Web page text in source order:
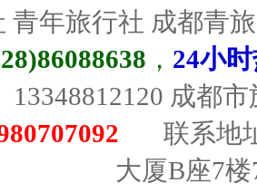
青年旅行社 成都青
， 24小
13348812120 成都
联系地
大厦B座7